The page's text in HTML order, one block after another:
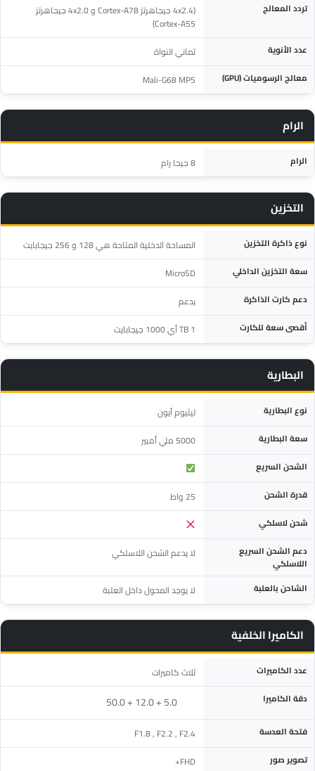
تردد المعالج
(4x2.4 جيجاهرتز Cortex-A78 و 4x2.0 جيجاهرتز
Cortex-A55)
عدد الأنوية ثماني النواة
معالج الرسوميات (GPU) Mali-G68 MP5
الرام
المواصفة
الرام 8 جيجا رام
التخزين
المواصفةالتفاصيل
نوع ذاكرة التخزين المساحة الدخلية المتاحة هي 128 و 256 جيجابايت
سعة التخزين الداخلي MicroSD
دعم كارت الذاكرة يدعم
أقصى سعة للكارت 1 TB أي 1000 جيجابايت
البطارية
المواصفة التفاصيلنوع البطارية ليثيوم أيون
سعة البطارية 5000 ملي أمبير
الشحن السريع
قدرة الشحن
25 واط
شحن لاسلكي
دعم الشحن السريع
اللاسلكي
لا يدعم الشحن اللاسلكي
الشاحن بالعلبة لا يوجد المحول داخل العلبة
الكاميرا الخلفية
المواصفة التفاصيلعدد الكاميرات ثلاث كاميرات
دقة الكاميرا ‎50.0 + 12.0 + 5.0
فتحة العدسة F1.8 , F2.2 , F2.4
تصوير صور FHD+